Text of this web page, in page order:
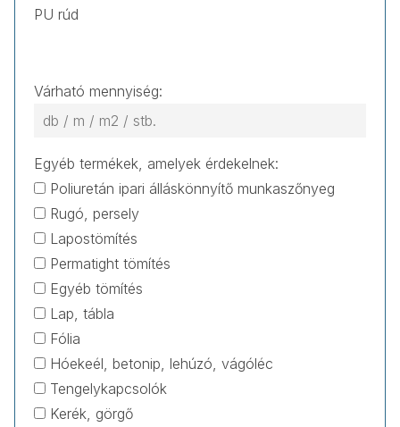
Várható mennyiség:
Egyéb termékek, amelyek érdekelnek:
Poliuretán ipari álláskönnyítő munkaszőnyeg
Rugó, persely
Lapostömítés
Permatight tömítés
Egyéb tömítés
Lap, tábla
Fólia
Hóekeél, betonip, lehúzó, vágóléc
Tengelykapcsolók
Kerék, görgő